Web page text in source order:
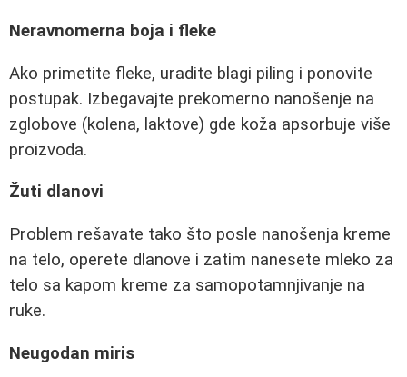
Neravnomerna boja i fleke
Ako primetite fleke, uradite blagi piling i ponovite
postupak. Izbegavajte prekomerno nanošenje na
zglobove (kolena, laktove) gde koža apsorbuje više
proizvoda.
Žuti dlanovi
Problem rešavate tako što posle nanošenja kreme
na telo, operete dlanove i zatim nanesete mleko za
telo sa kapom kreme za samopotamnjivanje na
ruke.
Neugodan miris